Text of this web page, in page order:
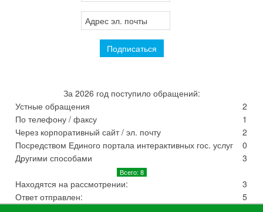
За 2026 год поступило обращений:
Устные обращения
2
По телефону / факсу
1
Через корпоративный сайт / эл. почту
2
Посредством Единого портала интерактивных гос. услуг
0
Другими способами
3
Всего: 8
Находятся на рассмотрении:
3
Ответ отправлен:
5